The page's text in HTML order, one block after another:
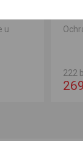
u
222